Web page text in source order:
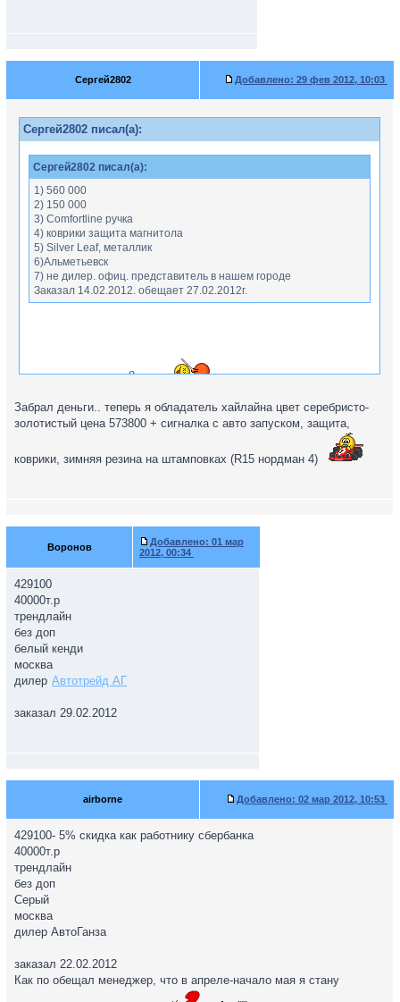
Сергей2802 Добавлено: 29 фев 2012, 10:03
Сергей2802 писал(а):
Сергей2802 писал(а):
1) 560 000
2) 150 000
3) Comfortline ручка
4) коврики защита магнитола
5) Silver Leaf, металлик
6)Альметьевск
7) не дилер. офиц. представитель в нашем городе
Заказал 14.02.2012. обещает 27.02.2012г.
срок перенесли на 8 марта ... появилось недоверие
... после 8 заберу деньги...
Забрал деньги.. теперь я обладатель хайлайна цвет серебристо-
золотистый цена 573800 + сигналка с авто запуском, защита,
коврики, зимняя резина на штамповках (R15 нордман 4)
Воронов Добавлено: 01 мар
2012, 00:34
429100
40000т.р
трендлайн
без доп
белый кенди
москва
дилер Автотрейд АГ
заказал 29.02.2012
airborne Добавлено: 02 мар 2012, 10:53
429100- 5% скидка как работнику сбербанка
40000т.р
трендлайн
без доп
Серый
москва
дилер АвтоГанза
заказал 22.02.2012
Как по обещал менеджер, что в апреле-начало мая я стану